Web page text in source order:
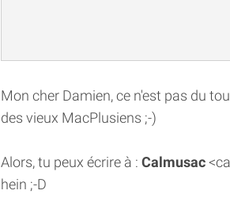
Mon cher Damien, ce n'est pas du
des vieux MacPlusiens ;-)
Alors, tu peux écrire à : Calmusac
hein ;-D